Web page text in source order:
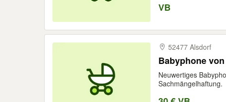
VB
52477 Alsdorf
Babyphone
Neuwertiges
Sachmängelhaftung.